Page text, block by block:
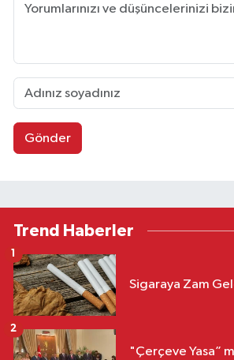
Gönder
Trend Haberler
Sigaraya Zam
1
"Çerçeve Yasa”
2